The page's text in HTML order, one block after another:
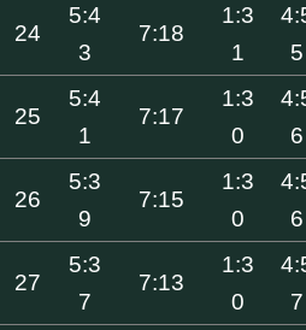
24
5:4
3
7:18
1:3
1
5
25
5:4
1
7:17
1:3
0
6
26
5:3
9
7:15
1:3
0
6
27
5:3
7
7:13
1:3
0
7